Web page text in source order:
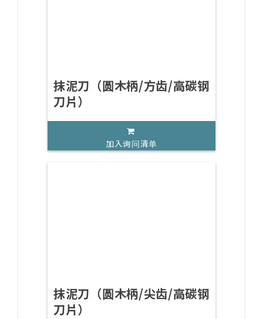
抹泥刀（圆木柄/方齿/高碳钢
刀片）
加入询问清单
抹泥刀（圆木柄/尖齿/高碳钢
刀片）